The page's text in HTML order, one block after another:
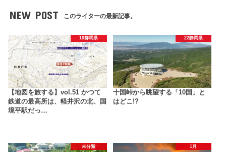
NEW POST このライターの最新記事。
10群馬県
【地図を旅する】vol.51 かつて
鉄道の最高所は、軽井沢の北、国
境平駅だっ…
22静岡県
十国峠から眺望する「10国」と
はどこ!?
未分類 1月